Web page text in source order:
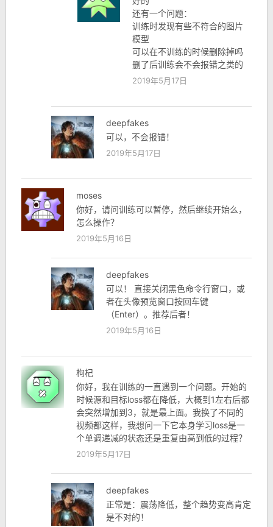
还有一个问题：
训练时发现有些不符合的图片
模型
可以在不训练的时候删除掉吗
删了后训练会不会报错之类的
2019年5月17日
deepfakes
可以，不会报错！
2019年5月17日
moses
你好，请问训练可以暂停，然后继续开始么，
怎么操作？
2019年5月16日
deepfakes
可以！ 直接关闭黑色命令行窗口，或
者在头像预览窗口按回车键
（Enter）。推荐后者！
2019年5月16日
枸杞
你好，我在训练的一直遇到一个问题。开始的
时候源和目标loss都在降低，大概到1左右后都
会突然增加到3，就是最上面。我换了不同的
视频都这样，我想问一下它本身学习loss是一
个单调递减的状态还是重复由高到低的过程？
2019年5月17日
deepfakes
正常是：震荡降低，整个趋势变高肯定
是不对的！